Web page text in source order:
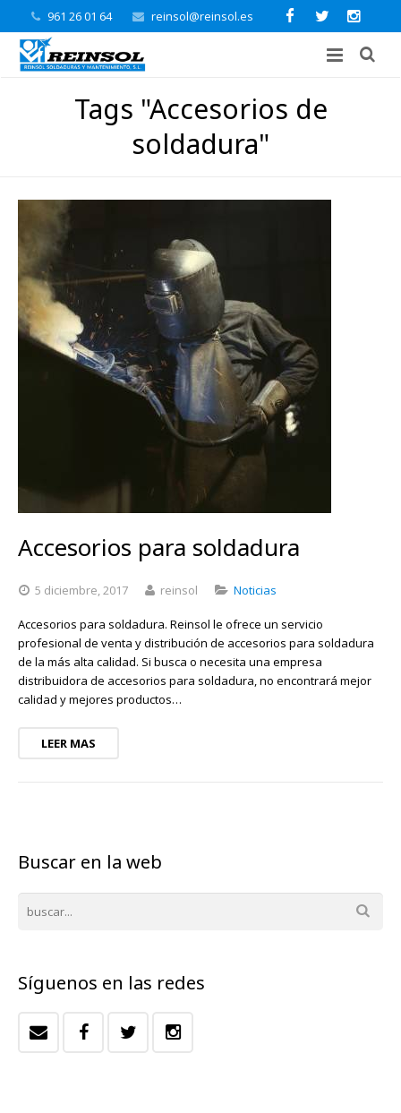
961 26 01 64 reinsol@reinsol.es
Tags "Accesorios de
soldadura"
Accesorios para soldadura
5 diciembre, 2017 reinsol Noticias
Accesorios para soldadura. Reinsol le ofrece un servicio
profesional de venta y distribución de accesorios para soldadura
de la más alta calidad. Si busca o necesita una empresa
distribuidora de accesorios para soldadura, no encontrará mejor
calidad y mejores productos…
LEER MAS
Buscar en la web
Síguenos en las redes